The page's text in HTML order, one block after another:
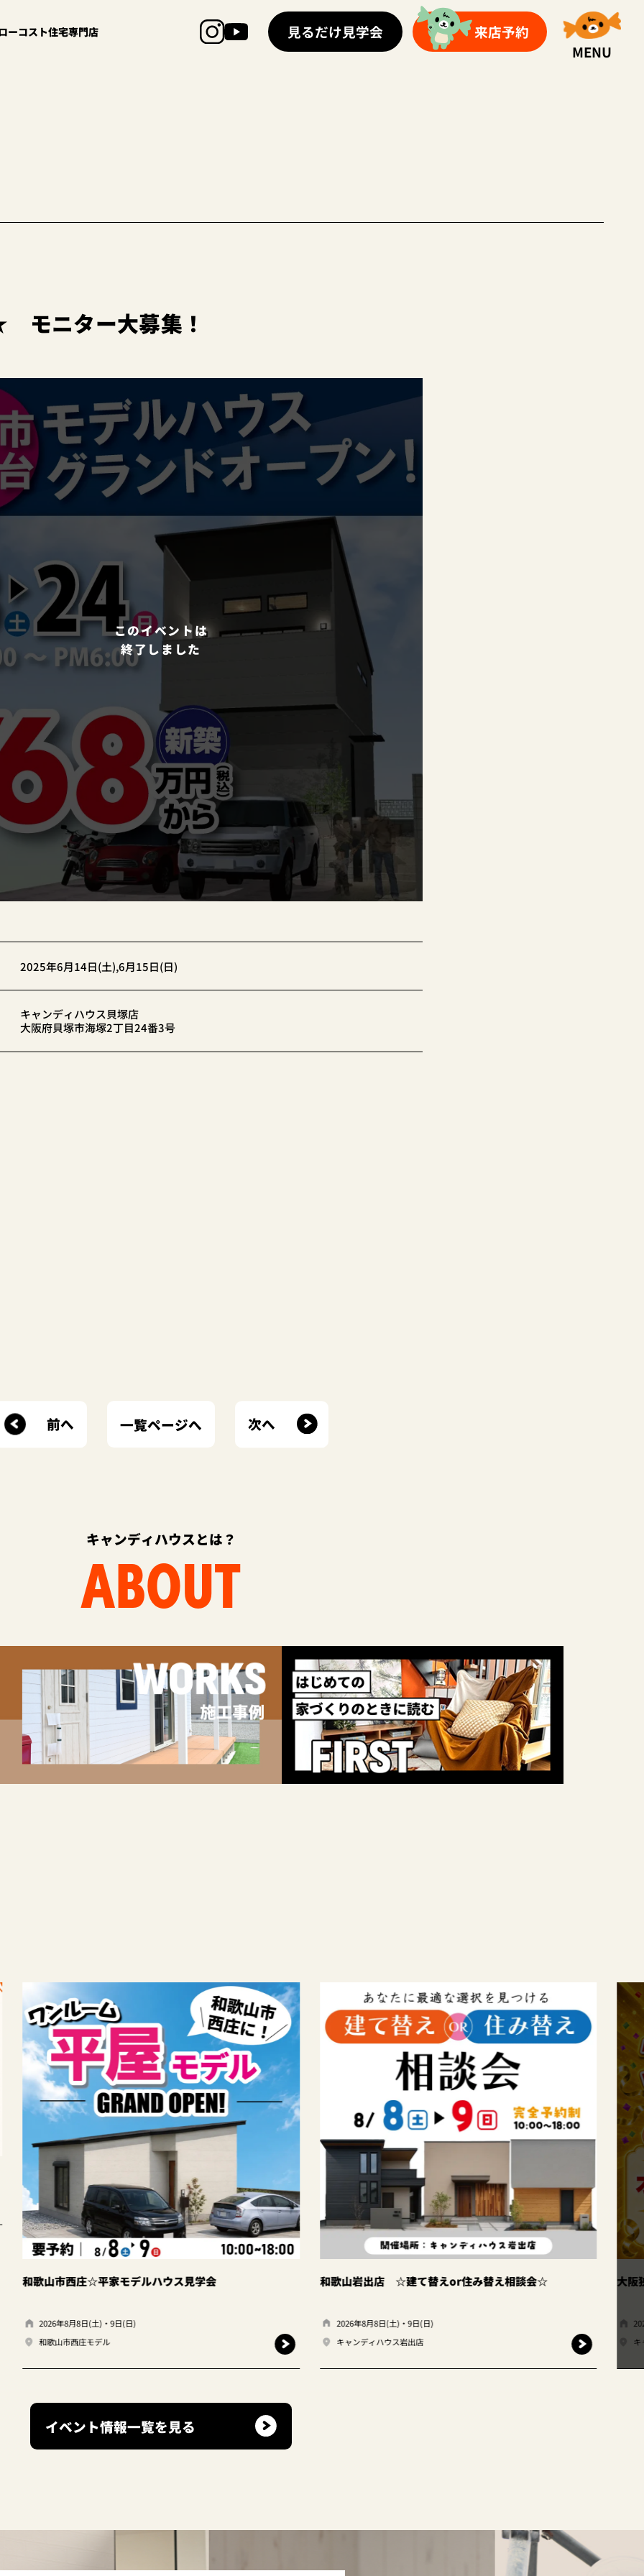
ーコスト住宅専門店 見るだけ見学会
来店予約
MENU
ニター大募集！
このイベントは
終了しました
2025年6月14日(土),6月15日(日)
キャンディハウス貝塚店
大阪府貝塚市海塚2丁目24番3号
前へ 一覧ページへ 次へ
キャンディハウスとは？
ABOUT
ス見学会 和歌山岩出店 ☆建て替えor住み替え相談会☆ 大阪狭山店｜ファイナルフェア開催！
終了しました
イベント情報一覧を見る